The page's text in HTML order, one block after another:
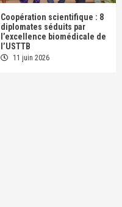
Coopération scientifique : 8
diplomates séduits par
l’excellence biomédicale de
l’USTTB
11 juin 2026